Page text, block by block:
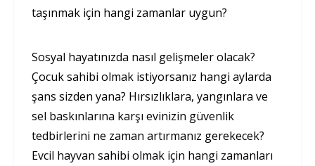
taşınmak için hangi zamanlar uygun?
Sosyal hayatınızda nasıl gelişmeler olacak?
Çocuk sahibi olmak istiyorsanız hangi aylarda
şans sizden yana? Hırsızlıklara, yangınlara ve
sel baskınlarına karşı evinizin güvenlik
tedbirlerini ne zaman artırmanız gerekecek?
Evcil hayvan sahibi olmak için hangi zamanları